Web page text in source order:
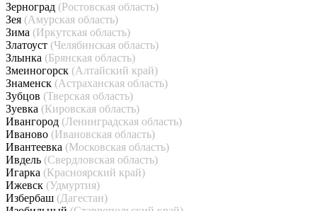
Зерноград (Ростовская область)
Зея (Амурская область)
Зима (Иркутская область)
Златоуст (Челябинская область)
Злынка (Брянская область)
Змеиногорск (Алтайский край)
Знаменск (Астраханская область)
Зубцов (Тверская область)
Зуевка (Кировская область)
Ивангород (Ленинградская область)
Иваново (Ивановская область)
Ивантеевка (Московская область)
Ивдель (Свердловская область)
Игарка (Красноярский край)
Ижевск (Удмуртия)
Избербаш (Дагестан)